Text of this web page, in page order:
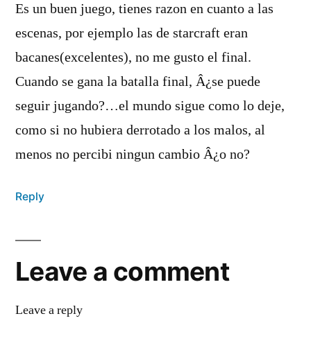
Es un buen juego, tienes razon en cuanto a las
escenas, por ejemplo las de starcraft eran
bacanes(excelentes), no me gusto el final.
Cuando se gana la batalla final, Â¿se puede
seguir jugando?…el mundo sigue como lo deje,
como si no hubiera derrotado a los malos, al
menos no percibi ningun cambio Â¿o no?
Reply
Leave a comment
Leave a reply